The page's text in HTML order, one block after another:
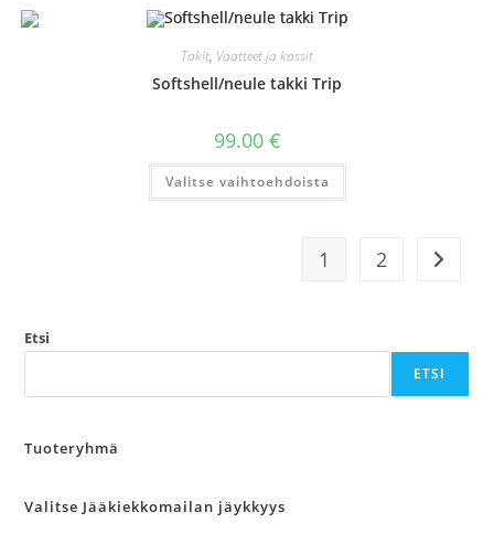
Takit, Vaatteet ja kassit
Softshell/neule takki Trip
99.00 €
Valitse vaihtoehdoista
Tällä
on
tehdä
1 2
Etsi
ETSI
Tuoteryhmä
Valitse Jääkiekkomailan jäykkyys